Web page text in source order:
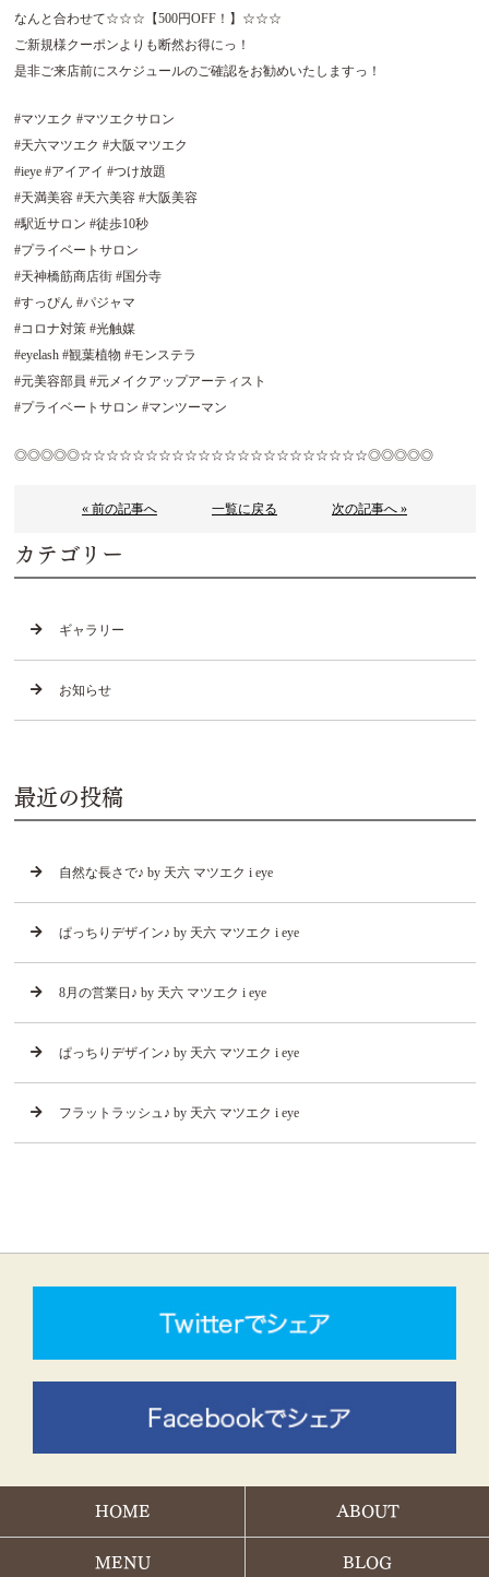
なんと合わせて☆☆☆【500円OFF！】☆☆☆
ご新規様クーポンよりも断然お得にっ！
是非ご来店前にスケジュールのご確認をお勧めいたしますっ！
#マツエク #マツエクサロン
#天六マツエク #大阪マツエク
#ieye #アイアイ #つけ放題
#天満美容 #天六美容 #大阪美容
#駅近サロン #徒歩10秒
#プライベートサロン
#天神橋筋商店街 #国分寺
#すっぴん #パジャマ
#コロナ対策 #光触媒
#eyelash #観葉植物 #モンステラ
#元美容部員 #元メイクアップアーティスト
#プライベートサロン #マンツーマン
◎◎◎◎◎☆☆☆☆☆☆☆☆☆☆☆☆☆☆☆☆☆☆☆☆☆☆◎◎◎◎◎
« 前の記事へ 一覧に戻る 次の記事へ »
カテゴリー
ギャラリー
お知らせ
最近の投稿
自然な長さで♪ by 天六 マツエク i eye
ぱっちりデザイン♪ by 天六 マツエク i eye
8月の営業日♪ by 天六 マツエク i eye
ぱっちりデザイン♪ by 天六 マツエク i eye
フラットラッシュ♪ by 天六 マツエク i eye
HOME ABOUT
MENU BLOG